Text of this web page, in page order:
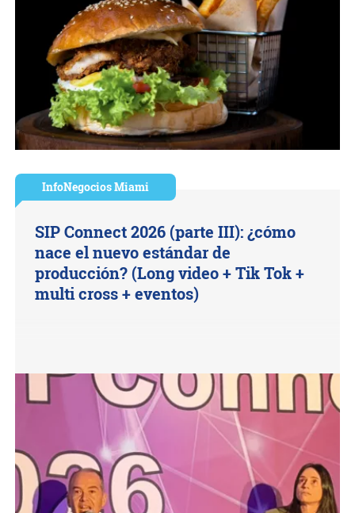
InfoNegocios Miami
SIP Connect 2026 (parte III): ¿cómo
nace el nuevo estándar de
producción? (Long video + Tik Tok +
multi cross + eventos)